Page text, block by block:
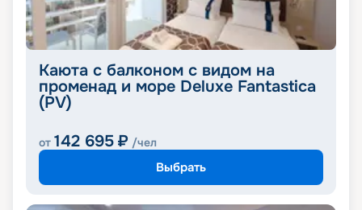
Каюта с балконом с видом на
променад и море Deluxe Fantastica
(PV)
от 142 695 ₽ /чел
Выбрать